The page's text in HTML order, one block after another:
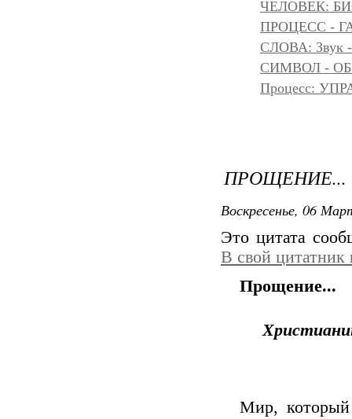
ЧЕЛОВЕК:
ПРОЦЕСС -
СЛОВА: Звук -
СИМВОЛ -
Процесс:
ПРОЩЕНИЕ...
Воскресенье, 06
Это цитата
В свой цитатник
Прощение...
Мир, который